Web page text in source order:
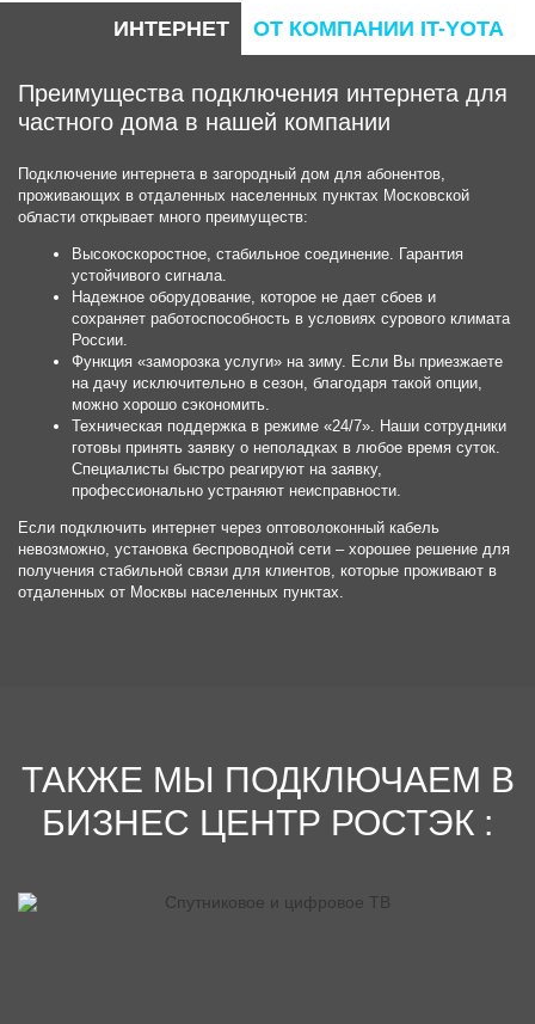
ИНТЕРНЕТ ОТ КОМПАНИИ IT-YOTA
Преимущества подключения интернета для
частного дома в нашей компании
Подключение интернета в загородный дом для абонентов,
проживающих в отдаленных населенных пунктах Московской
области открывает много преимуществ:
Высокоскоростное, стабильное соединение. Гарантия
устойчивого сигнала.
Надежное оборудование, которое не дает сбоев и
сохраняет работоспособность в условиях сурового климата
России.
Функция «заморозка услуги» на зиму. Если Вы приезжаете
на дачу исключительно в сезон, благодаря такой опции,
можно хорошо сэкономить.
Техническая поддержка в режиме «24/7». Наши сотрудники
готовы принять заявку о неполадках в любое время суток.
Специалисты быстро реагируют на заявку,
профессионально устраняют неисправности.
Если подключить интернет через оптоволоконный кабель
невозможно, установка беспроводной сети – хорошее решение для
получения стабильной связи для клиентов, которые проживают в
отдаленных от Москвы населенных пунктах.
ТАКЖЕ МЫ ПОДКЛЮЧАЕМ В
БИЗНЕС ЦЕНТР РОСТЭК :